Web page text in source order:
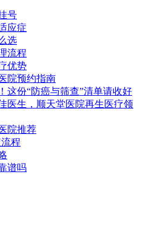
号
应症
选
流程
优势
院预约指南
这份“防癌与筛查”清单请收好
医生，顺天堂医院再生医疗领
院推荐
程
谱吗